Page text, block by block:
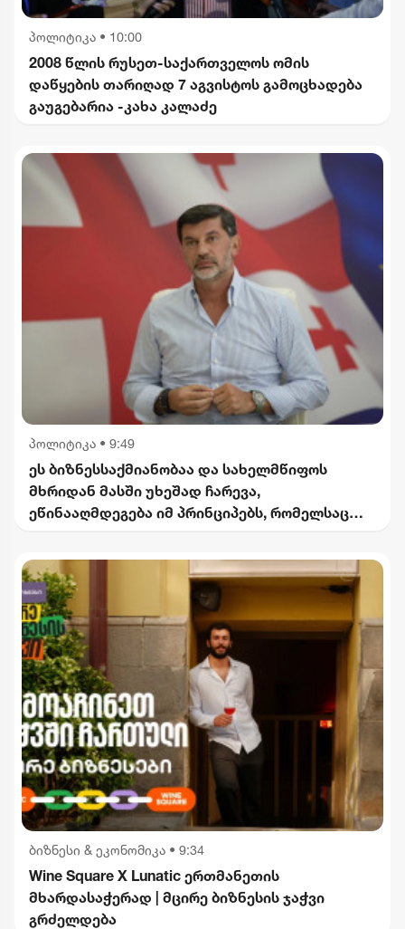
პოლიტიკა • 10:00
2008 წლის რუსეთ-საქართველოს ომის
დაწყების თარიღად 7 აგვისტოს გამოცხადება
გაუგებარია -კახა კალაძე
პოლიტიკა • 9:49
ეს ბიზნესსაქმიანობაა და სახელმწიფოს
მხრიდან მასში უხეშად ჩარევა,
ეწინააღმდეგება იმ პრინციპებს, რომელსაც
"ინტერრაოს" დასანქცირებაზე
ბიზნესი & ეკონომიკა • 9:34
Wine Square X Lunatic ერთმანეთის
მხარდასაჭერად | მცირე ბიზნესის ჯაჭვი
გრძელდება